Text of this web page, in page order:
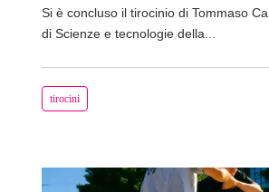
tirocini
Si è concluso il tirocinio di Tommaso
di Scienze e tecnologie della...